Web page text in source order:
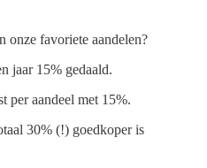
onze favoriete aandelen?
jaar 15% gedaald.
per aandeel met 15%.
30% (!) goedkoper is